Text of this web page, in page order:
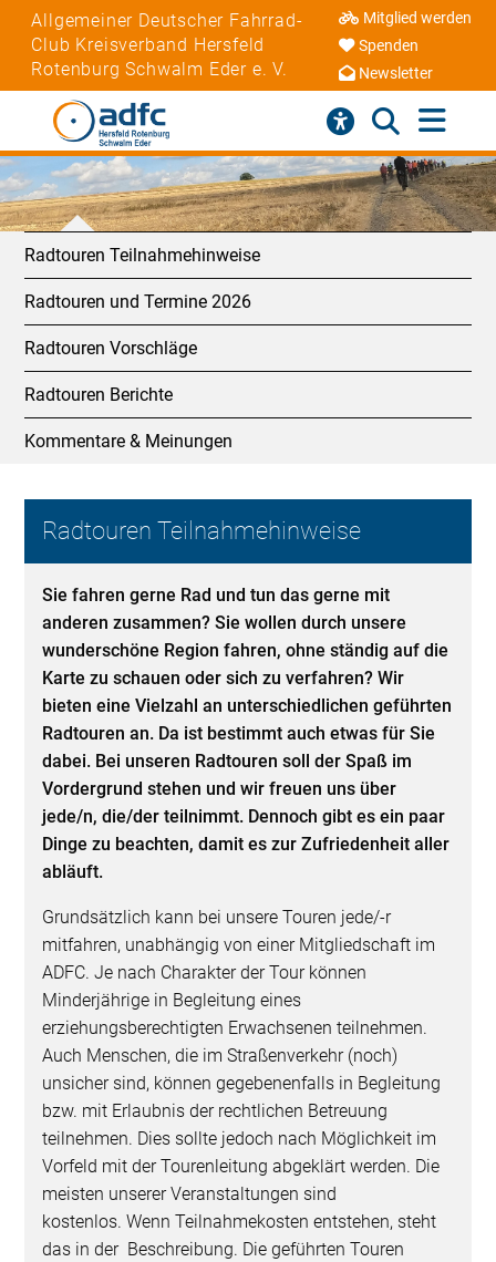
Allgemeiner Deutscher Fahrrad-
Club Kreisverband Hersfeld
Rotenburg Schwalm Eder e. V.
Mitglied werden
Spenden
Newsletter
Radtouren Teilnahmehinweise
Radtouren und Termine 2026
Radtouren Vorschläge
Radtouren Berichte
Kommentare & Meinungen
Radtouren Teilnahmehinweise
Sie fahren gerne Rad und tun das gerne mit
anderen zusammen? Sie wollen durch unsere
wunderschöne Region fahren, ohne ständig auf die
Karte zu schauen oder sich zu verfahren? Wir
bieten eine Vielzahl an unterschiedlichen geführten
Radtouren an. Da ist bestimmt auch etwas für Sie
dabei. Bei unseren Radtouren soll der Spaß im
Vordergrund stehen und wir freuen uns über
jede/n, die/der teilnimmt. Dennoch gibt es ein paar
Dinge zu beachten, damit es zur Zufriedenheit aller
abläuft.
Grundsätzlich kann bei unsere Touren jede/-r
mitfahren, unabhängig von einer Mitgliedschaft im
ADFC. Je nach Charakter der Tour können
Minderjährige in Begleitung eines
erziehungsberechtigten Erwachsenen teilnehmen.
Auch Menschen, die im Straßenverkehr (noch)
unsicher sind, können gegebenenfalls in Begleitung
bzw. mit Erlaubnis der rechtlichen Betreuung
teilnehmen. Dies sollte jedoch nach Möglichkeit im
Vorfeld mit der Tourenleitung abgeklärt werden. Die
meisten unserer Veranstaltungen sind
kostenlos. Wenn Teilnahmekosten entstehen, steht
das in der Beschreibung. Die geführten Touren